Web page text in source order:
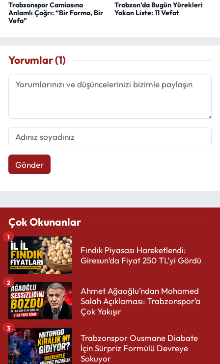
Trabzonspor Camiasına
Anlamlı Çağrı: “Bir Forma, Bir
Vefa”
Trabzon’da Bugün Yürekleri
Yakan Liste: 11 Vefat
Yorumlar (1)
Gönder
Çok Okunanlar
Fındık Piyasası Hareketlendi:
Giresun’da Fiyat 250 TL’yi Gördü
1
Ahmet Ağaoğlu’ndan Mohamed
Salah Açıklaması: Trabzonspor’a
Çok Yakışır
2
Trabzonspor Ousmane Diabate
İçin Sürpriz Formülü Devreye
Sokuyor
3